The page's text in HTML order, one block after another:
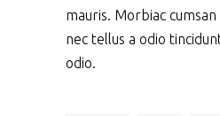
mauris. Morbiac
nec tellus a odio
odio.